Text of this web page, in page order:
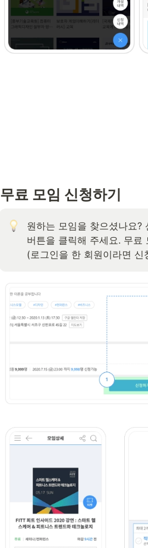
무료 모임 신청하기
원하는 모임을 찾으셨나요?
버튼을 클릭해 주세요. 무료
(로그인을 한 회원이라면